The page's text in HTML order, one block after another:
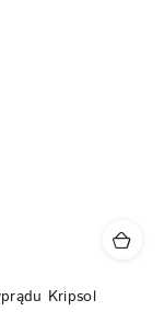
Kripsol